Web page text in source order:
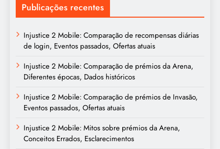
Publicações recentes
Injustice 2 Mobile: Comparação de recompensas diárias
de login, Eventos passados, Ofertas atuais
Injustice 2 Mobile: Comparação de prémios da Arena,
Diferentes épocas, Dados históricos
Injustice 2 Mobile: Comparação de prémios de Invasão,
Eventos passados, Ofertas atuais
Injustice 2 Mobile: Mitos sobre prémios da Arena,
Conceitos Errados, Esclarecimentos